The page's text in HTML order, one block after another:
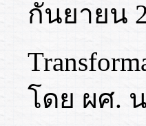
กันยายน
โดย ผศ.